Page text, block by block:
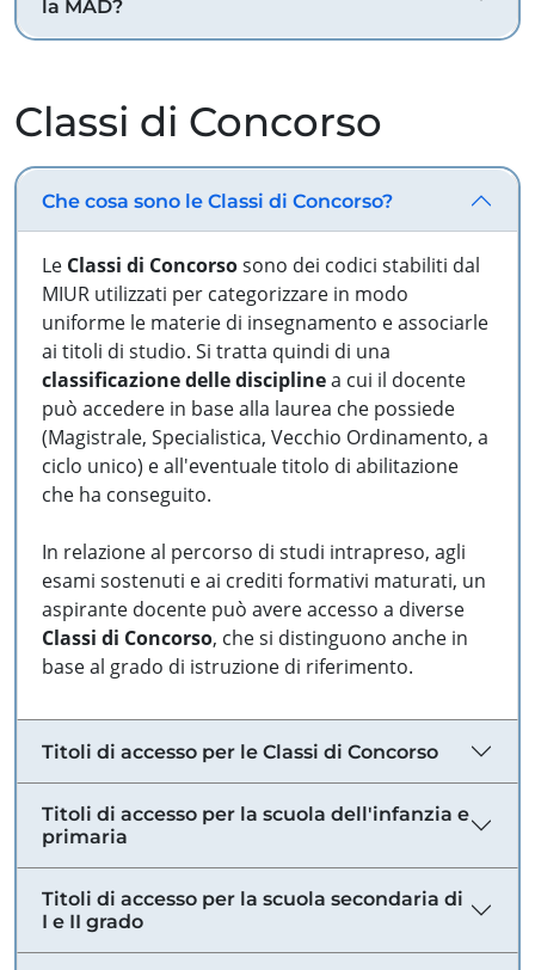
la MAD?
Classi di Concorso
Che cosa sono le Classi di Concorso?
Le Classi di Concorsosono dei codici stabiliti dal
MIUR utilizzati per categorizzare in modo
uniforme le materie di insegnamento e associarle
ai titoli di studio. Si tratta quindi di una
classificazione delle disciplinea cui il docente
può accedere in base alla laurea che possiede
(Magistrale, Specialistica, Vecchio Ordinamento, a
ciclo unico) e all'eventuale titolo di abilitazione
che ha conseguito.
In relazione al percorso di studi intrapreso, agli
esami sostenuti e ai crediti formativi maturati, un
aspirante docente può avere accesso a diverse
Classi di Concorso, che si distinguono anche in
base al grado di istruzione di riferimento.
Titoli di accesso per le Classi di Concorso
Titoli di accesso per la scuola dell'infanzia e
primaria
Titoli di accesso per la scuola secondaria di
I e II grado